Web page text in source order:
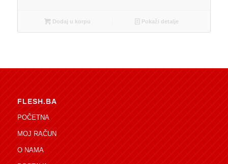
Dodaj u korpu Pokaži detalje
FLESH.BA
POČETNA
MOJ RAČUN
O NAMA